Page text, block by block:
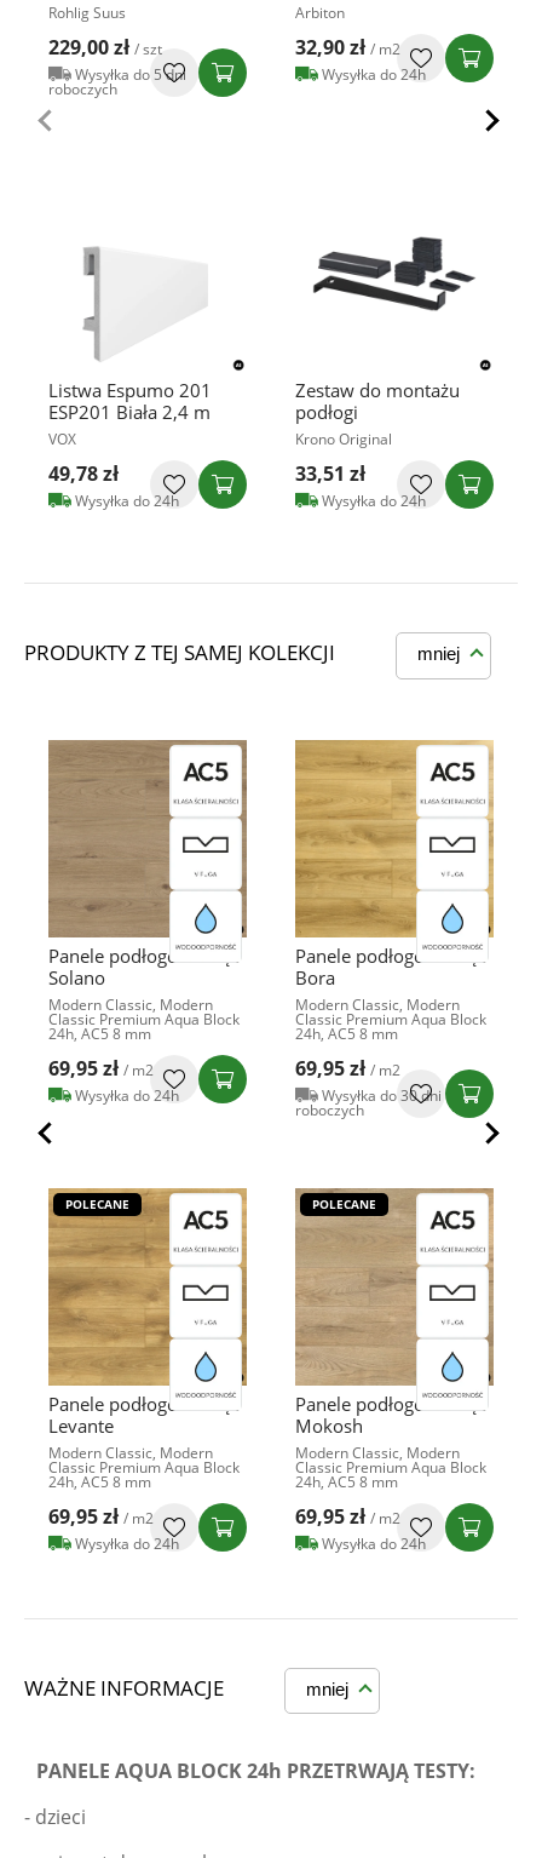
Rohlig Suus
229,00 zł / szt
Wysyłka do 5 dni
roboczych
Listwa Espumo 201
ESP201 Biała 2,4 m
VOX
49,78 zł
Wysyłka do 24h
Arbiton
32,90 zł / m2
Wysyłka do 24h
Zestaw do montażu
podłogi
Krono Original
33,51 zł
Wysyłka do 24h
PRODUKTY Z TEJ SAMEJ KOLEKCJI mniej
Panele podłogowe Dąb
Solano
Modern Classic, Modern
Classic Premium Aqua Block
24h, AC5 8 mm
69,95 zł / m2
Wysyłka do 24h
POLECANE
Panele podłogowe Dąb
Levante
Modern Classic, Modern
Classic Premium Aqua Block
24h, AC5 8 mm
69,95 zł / m2
Wysyłka do 24h
Panele podłogowe Dąb
Bora
Modern Classic, Modern
Classic Premium Aqua Block
24h, AC5 8 mm
69,95 zł / m2
Wysyłka do 30 dni
roboczych
POLECANE
Panele podłogowe Dąb
Mokosh
Modern Classic, Modern
Classic Premium Aqua Block
24h, AC5 8 mm
69,95 zł / m2
Wysyłka do 24h
WAŻNE INFORMACJE mniej
PANELE AQUA BLOCK 24h PRZETRWAJĄ TESTY:
- dzieci